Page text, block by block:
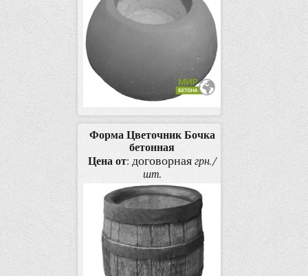
Форма Цветочник Бочка
бетонная
Цена от: договорная грн./
шт.